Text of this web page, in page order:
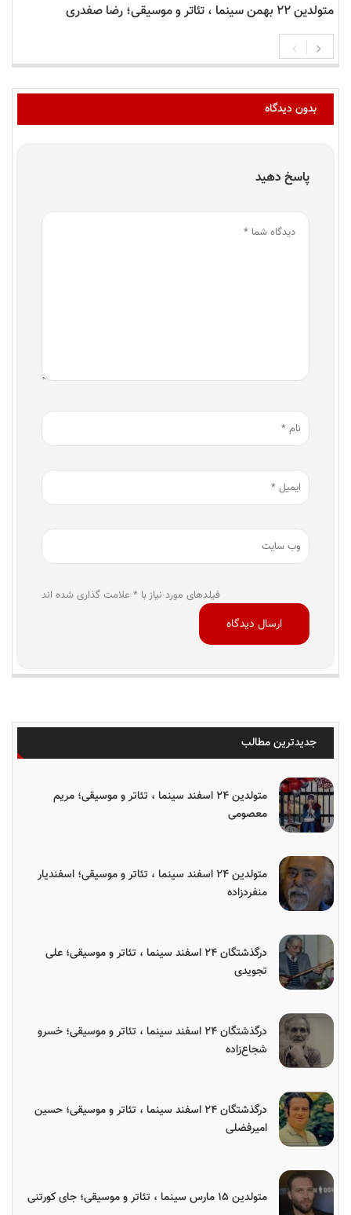
متولدین ۲۲ بهمن سینما ، تئاتر و موسیقی؛ رضا صفدری
بدون دیدگاه
پاسخ دهید
فیلدهای مورد نیاز با * علامت گذاری شده اند
جدیدترین مطالب
متولدین ۲۴ اسفند سینما ، تئاتر و موسیقی؛ مریم
معصومی
متولدین ۲۴ اسفند سینما ، تئاتر و موسیقی؛ اسفندیار
منفردزاده
درگذشتگان ۲۴ اسفند سینما ، تئاتر و موسیقی؛ علی
تجویدی
درگذشتگان ۲۴ اسفند سینما ، تئاتر و موسیقی؛ خسرو
شجاع‌زاده
درگذشتگان ۲۴ اسفند سینما ، تئاتر و موسیقی؛ حسین
امیرفضلی
متولدین ۱۵ مارس سینما ، تئاتر و موسیقی؛ جای کورتنی